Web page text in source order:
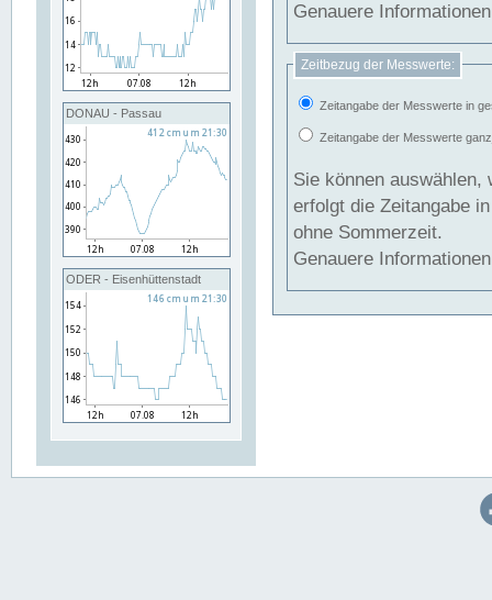
DONAU - Passau
ODER - Eisenhüttenstadt
Genauere
Zeitbezug der Messwerte:
Zeitangabe der Messwerte in
Zeitangabe der Messwerte
Sie können auswählen,
erfolgt die Zeitangabe
ohne Sommerzeit.
Genauere